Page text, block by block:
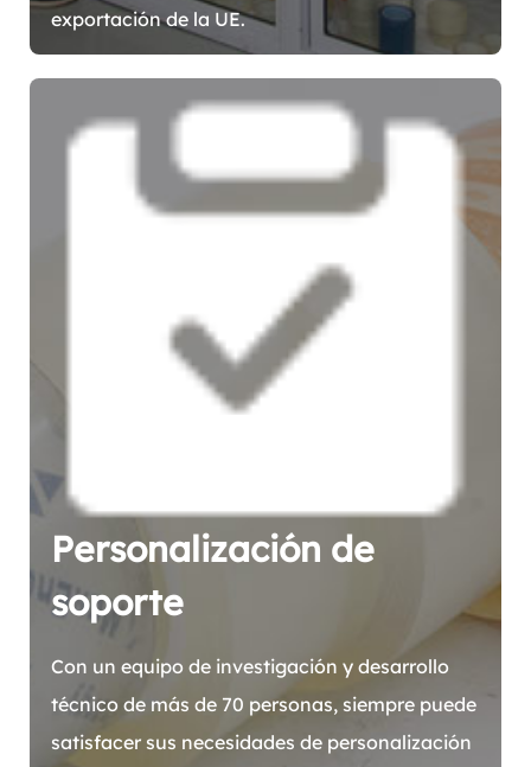
exportación de la UE.
Personalización de
soporte
Con un equipo de investigación y desarrollo
técnico de más de 70 personas, siempre puede
satisfacer sus necesidades de personalización